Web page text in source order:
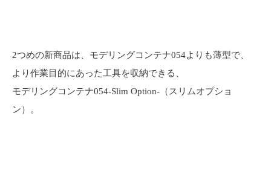
2つめの新商品は、モデリングコンテナ054よりも薄型で、
より作業目的にあった工具を収納できる、
モデリングコンテナ054-Slim Option-（スリムオプショ
ン）。